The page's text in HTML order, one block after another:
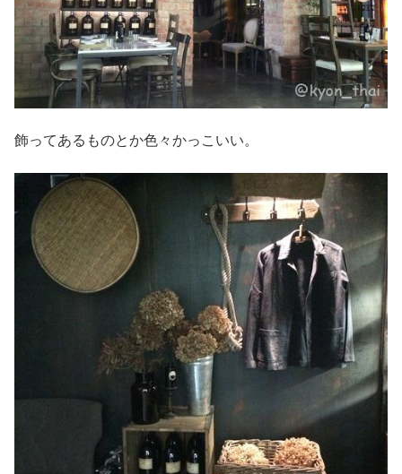
飾ってあるものとか色々かっこいい。